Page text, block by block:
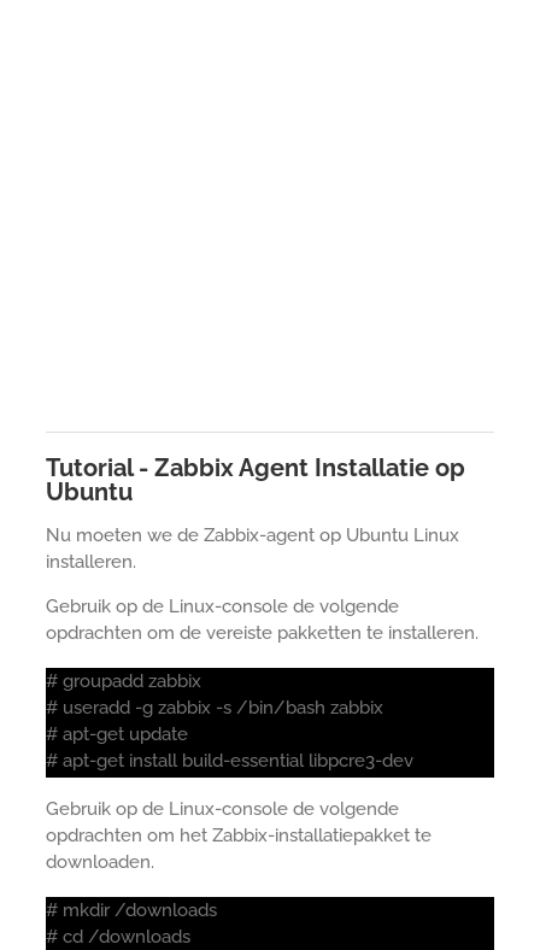
Tutorial - Zabbix Agent Installatie op
Ubuntu
Nu moeten we de Zabbix-agent op Ubuntu Linux
installeren.
Gebruik op de Linux-console de volgende
opdrachten om de vereiste pakketten te installeren.
# groupadd zabbix
# useradd -g zabbix -s /bin/bash zabbix
# apt-get update
# apt-get install build-essential libpcre3-dev
Gebruik op de Linux-console de volgende
opdrachten om het Zabbix-installatiepakket te
downloaden.
# mkdir /downloads
# cd /downloads